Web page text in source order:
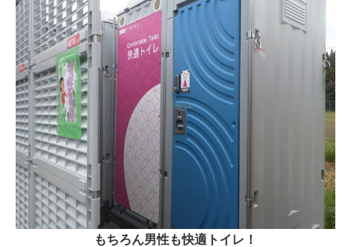
もちろん男性も快適トイレ！